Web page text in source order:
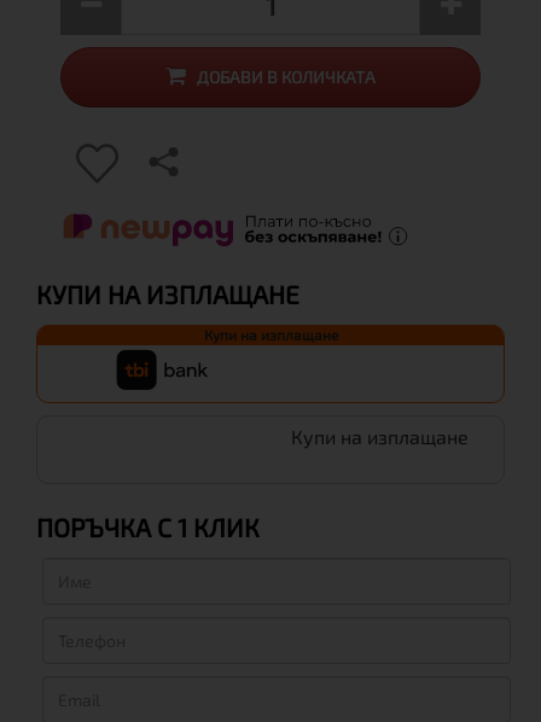
ДОБАВИ В КОЛИЧКАТА
КУПИ НА ИЗПЛАЩАНЕ
Купи на изплащане
Купи на изплащане
ПОРЪЧКА С 1 КЛИК